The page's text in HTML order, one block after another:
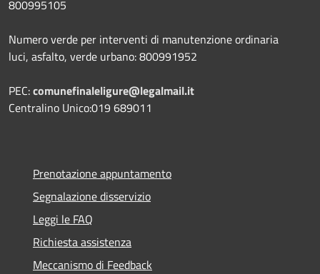
800995105
Numero verde per interventi di manutenzione ordinaria
luci, asfalto, verde urbano: 800991952
PEC:comunefinaleligure@legalmail.it
Centralino Unico:019 689011
Prenotazione appuntamento
Segnalazione disservizio
Leggi le FAQ
Richiesta assistenza
Meccanismo di Feedback